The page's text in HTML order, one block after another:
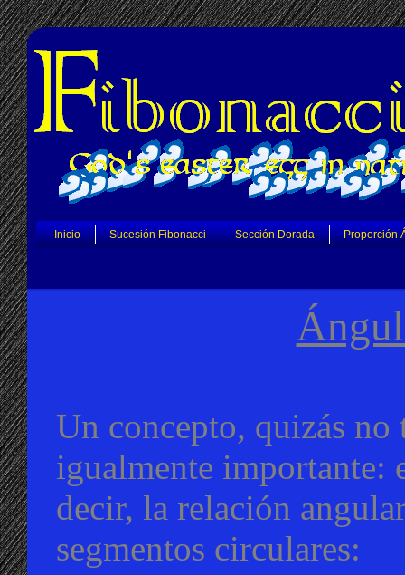
Inicio Sucesión Fibonacci Sección Dorada Proporción
Un concepto, quizás
igualmente importante:
decir, la relación
segmentos circulares: